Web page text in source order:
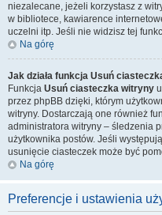
niezalecane, jeżeli korzystasz z
w bibliotece, kawiarence
uczelni itp. Jeśli nie widzisz tej
Na górę
Jak działa funkcja Usuń
Funkcja Usuń ciasteczka witryny
przez phpBB dzięki, którym
witryny. Dostarczają one również
administratora witryny – śledzenia
użytkownika postów. Jeśli
usunięcie ciasteczek może być
Na górę
Preferencje i ustawienia